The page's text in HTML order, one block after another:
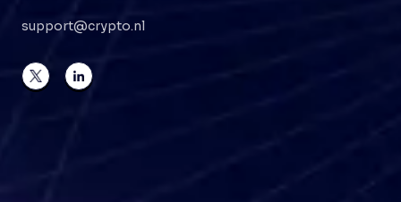
support@crypto.nl